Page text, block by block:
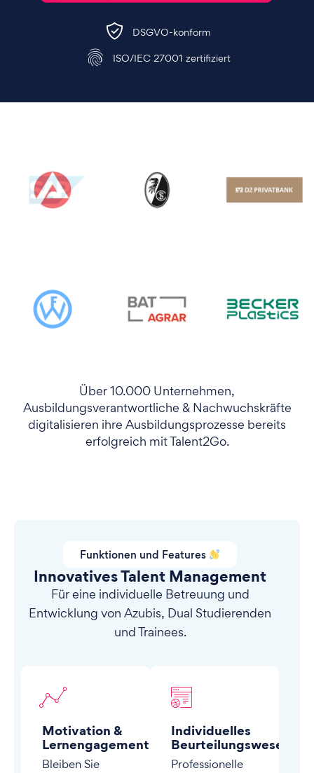
DSGVO-konform
ISO/IEC 27001 zertifiziert
Über 10.000 Unternehmen,
Ausbildungsverantwortliche & Nachwuchskräfte
digitalisieren ihre Ausbildungsprozesse bereits
erfolgreich mit Talent2Go.
Funktionen und Features
Innovatives Talent Management
Für eine individuelle Betreuung und
Entwicklung von Azubis, Dual Studierenden
und Trainees.
Motivation &
Lernengagement
Bleiben Sie
Individuelles
Beurteilungswesen
Professionelle